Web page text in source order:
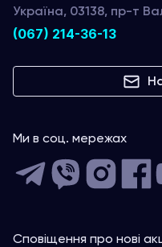
Україна, 03138, пр-т
(067) 214-36-13
Ми в соц. мережах
Сповіщення про нові